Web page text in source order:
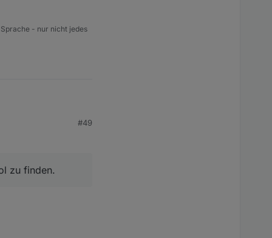
- nur nicht jedes
#49
zu finden.